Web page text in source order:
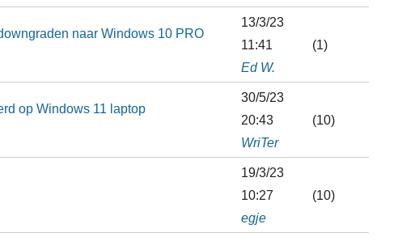
naar Windows 10 PRO
13/3/23
11:41
Ed W.
(1)
op Windows 11 laptop
30/5/23
20:43
WriTer
(10)
19/3/23
10:27
egje
(10)